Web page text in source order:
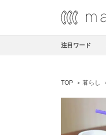
注目ワード
TOP 暮らし